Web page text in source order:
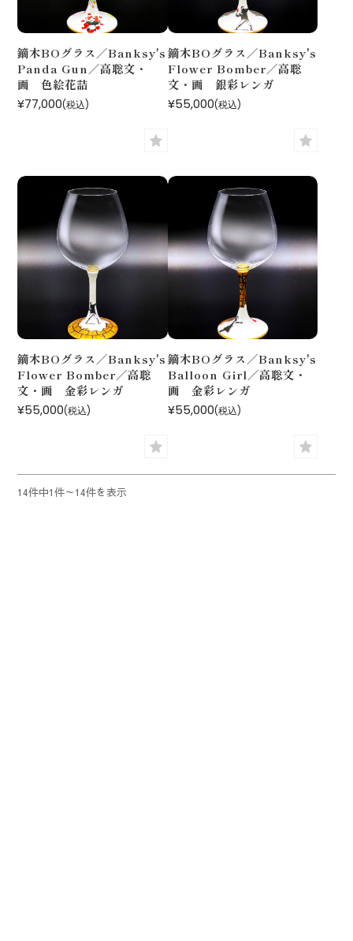
鏑木BOグラス／Banksy's
Panda Gun／高聡文・
画 色絵花詰
¥77,000(税込)
鏑木BOグラス／Banksy's
Flower Bomber／高聡
文・画 銀彩レンガ
¥55,000(税込)
鏑木BOグラス／Banksy's
Flower Bomber／高聡
文・画 金彩レンガ
¥55,000(税込)
鏑木BOグラス／Banksy's
Balloon Girl／高聡文・
画 金彩レンガ
¥55,000(税込)
14件中1件～14件を表示